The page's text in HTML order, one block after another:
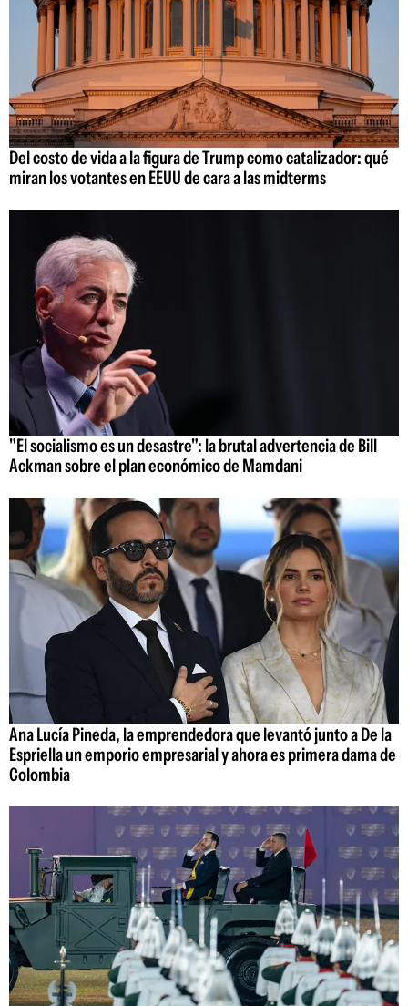
Del costo de vida a la figura de Trump como catalizador: qué
miran los votantes en EEUU de cara a las midterms
"El socialismo es un desastre": la brutal advertencia de Bill
Ackman sobre el plan económico de Mamdani
Ana Lucía Pineda, la emprendedora que levantó junto a De la
Espriella un emporio empresarial y ahora es primera dama de
Colombia